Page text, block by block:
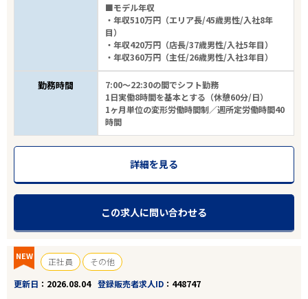
■モデル年収
・年収510万円（エリア長/45歳男性/入社8年
目）
・年収420万円（店長/37歳男性/入社5年目）
・年収360万円（主任/26歳男性/入社3年目）
勤務時間
7:00～22:30の間でシフト勤務
1日実働8時間を基本とする（休憩60分/日）
1ヶ月単位の変形労働時間制／週所定労働時間40
時間
詳細を見る
この求人に問い合わせる
NEW 正社員
その他
更新日
2026.08.04 登録販売者求人ID 448747